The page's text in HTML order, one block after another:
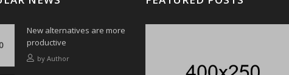
New alternatives are more
productive
by Author